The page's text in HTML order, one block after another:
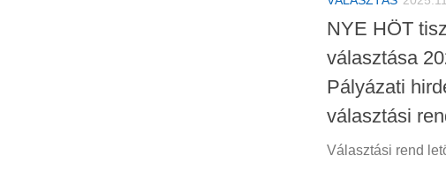
NYE HÖT
választása
Pályázati
választási
Választási rend